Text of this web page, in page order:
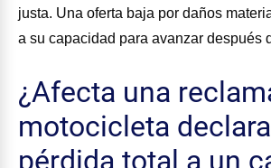
justa. Una oferta baja por daños
a su capacidad para avanzar después
¿Afecta una
motocicleta